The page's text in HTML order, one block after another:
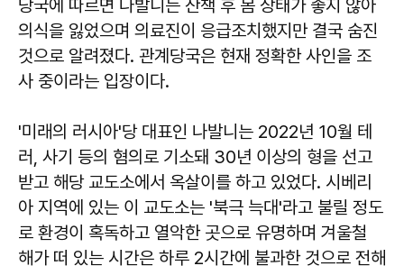
당국에 따르면 나발니는 산책 후 몸 상태가 좋지 않아
의식을 잃었으며 의료진이 응급조치했지만 결국 숨진
것으로 알려졌다. 관계당국은 현재 정확한 사인을 조
사 중이라는 입장이다.
'미래의 러시아'당 대표인 나발니는 2022년 10월 테
러, 사기 등의 혐의로 기소돼 30년 이상의 형을 선고
받고 해당 교도소에서 옥살이를 하고 있었다. 시베리
아 지역에 있는 이 교도소는 '북극 늑대'라고 불릴 정도
로 환경이 혹독하고 열악한 곳으로 유명하며 겨울철
해가 떠 있는 시간은 하루 2시간에 불과한 것으로 전해